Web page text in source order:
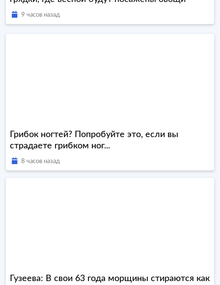
9 часов назад
Грибок ногтей? Попробуйте это, если вы
страдаете грибком ног...
8 часов назад
Гузеева: В свои 63 года морщины стираются как